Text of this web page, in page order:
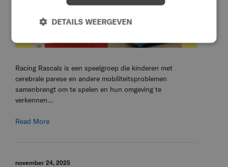
Racing Rascals is een speelgroep die kinderen met
cerebrale parese en andere mobiliteitsproblemen
samenbrengt om te spelen en hun omgeving te
verkennen...
Read More
november 24, 2025
DETAILS WEERGEVEN